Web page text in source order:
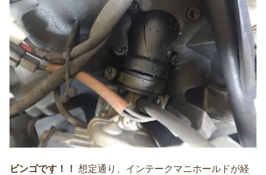
ビンゴです！！ 想定通り、インテークマニホールドが経